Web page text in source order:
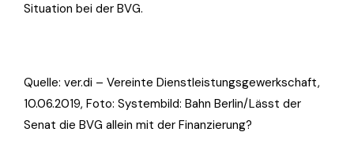
Situation bei der BVG.
Quelle: ver.di – Vereinte Dienstleistungsgewerkschaft,
10.06.2019, Foto: Systembild: Bahn Berlin/Lässt der
Senat die BVG allein mit der Finanzierung?